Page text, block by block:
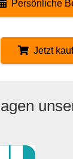
Persönliche
Jetzt